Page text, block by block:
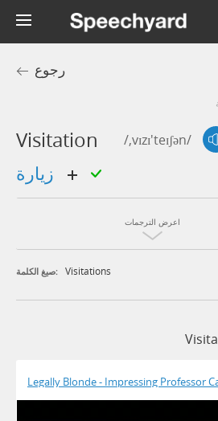
رجوع
Visitation /,vɪzɪ'teɪʃən/
اعرض الترجمات
صيغ الكلمة: Visitations
Legally Blonde - Impressing Professor